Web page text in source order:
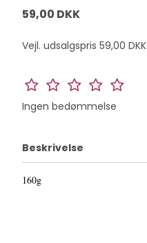
59,00 DKK
Vejl. udsalgspris 59,00 DKK
Ingen bedømmelse
Beskrivelse
160g